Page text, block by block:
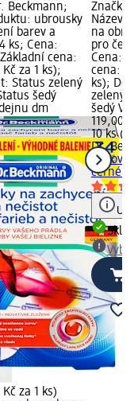
Beckmann;
ubrousky
barev a
ks; Cena:
cena:
za 1 ks);
Status zelený
šedý
dm
za 1 ks)
Značka:
Název
na
pro
Cena:
cena: 10
ks);
zelený
šedý
119,00
10 ks
Dr.
obnovu
černé...,